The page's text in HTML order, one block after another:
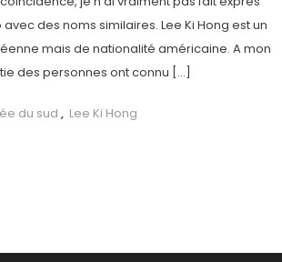
des noms similaires. Lee Ki Hong est un
mais de nationalité américaine. A mon
des personnes ont connu […]
du sud , Lee Ki Hong